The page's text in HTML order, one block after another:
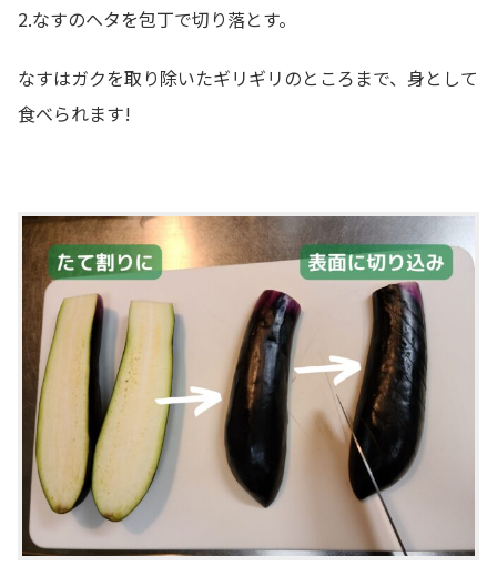
2.なすのヘタを包丁で切り落とす。
なすはガクを取り除いたギリギリのところまで、身として
食べられます!